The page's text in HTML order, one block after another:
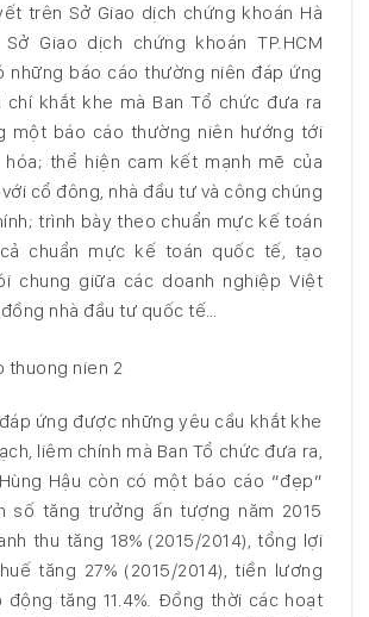
trên Sở Giao dịch chứng khoán Hà
Giao dịch chứng khoán TP.HCM
những báo cáo thường niên đáp ứng
khắt khe mà Ban Tổ chức đưa ra
một báo cáo thường niên hướng tới
hóa; thể hiện cam kết mạnh mẽ của
cổ đông, nhà đầu tư và công chúng
trình bày theo chuẩn mực kế toán
chuẩn mực kế toán quốc tế, tạo
chung giữa các doanh nghiệp Việt
nhà đầu tư quốc tế…
ứng được những yêu cầu khắt khe
liêm chính mà Ban Tổ chức đưa ra,
Hậu còn có một báo cáo “đẹp”
số tăng trưởng ấn tượng năm 2015
thu tăng 18% (2015/2014), tổng lợi
tăng 27% (2015/2014), tiền lương
động tăng 11.4%. Đồng thời các hoạt